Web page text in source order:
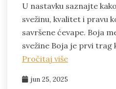
U nastavku saznajte
svežinu, kvalitet i pravu
savršene ćevape. Boja
svežine Boja je prvi trag
Pročitaj više
jun 25, 2025